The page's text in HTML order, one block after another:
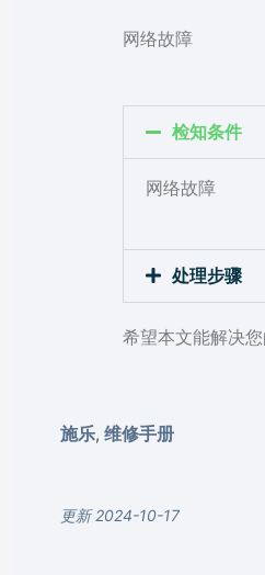
网络故障
检知条件
网络故障
处理步骤
希望本文能解决
施乐, 维修手册
更新 2024-10-17